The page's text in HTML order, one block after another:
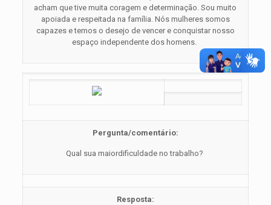
acham que tive muita coragem e determinação. Sou muito
apoiada e respeitada na família. Nós mulheres somos
capazes e temos o desejo de vencer e conquistar nosso
espaço independente dos homens.
Pergunta/comentário:
Qual sua maiordificuldade no trabalho?
Resposta: